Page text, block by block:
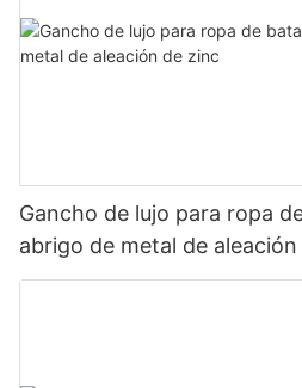
Gancho de lujo para ropa
abrigo de metal de